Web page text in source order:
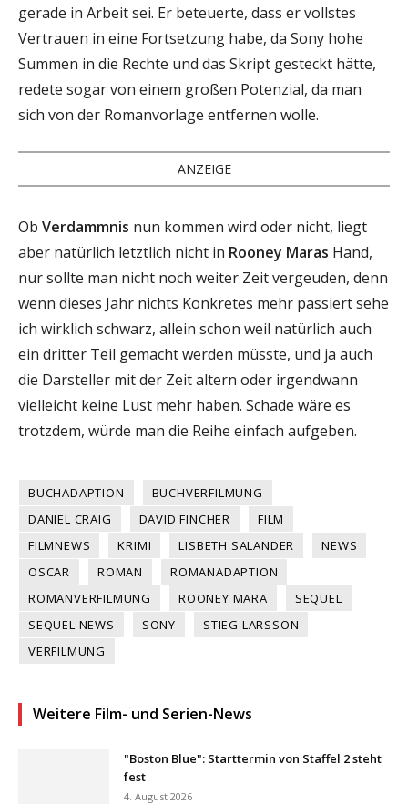
gerade in Arbeit sei. Er beteuerte, dass er vollstes
Vertrauen in eine Fortsetzung habe, da Sony hohe
Summen in die Rechte und das Skript gesteckt hätte,
redete sogar von einem großen Potenzial, da man
sich von der Romanvorlage entfernen wolle.
ANZEIGE
Ob Verdammnis nun kommen wird oder nicht, liegt
aber natürlich letztlich nicht in Rooney Maras Hand,
nur sollte man nicht noch weiter Zeit vergeuden, denn
wenn dieses Jahr nichts Konkretes mehr passiert sehe
ich wirklich schwarz, allein schon weil natürlich auch
ein dritter Teil gemacht werden müsste, und ja auch
die Darsteller mit der Zeit altern oder irgendwann
vielleicht keine Lust mehr haben. Schade wäre es
trotzdem, würde man die Reihe einfach aufgeben.
BUCHADAPTION
BUCHVERFILMUNG
DANIEL CRAIG
DAVID FINCHER
FILM
FILMNEWS
KRIMI LISBETH SALANDER
NEWS
OSCAR
ROMAN
ROMANADAPTION
ROMANVERFILMUNG
ROONEY MARA
SEQUEL
SEQUEL NEWS
SONY
STIEG LARSSON
VERFILMUNG
Weitere Film- und Serien-News
"Boston Blue": Starttermin von Staffel 2 steht
fest
4. August 2026